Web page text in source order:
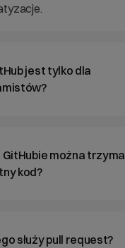
jest tylko dla
GitHubie można
kod?
służy pull request?